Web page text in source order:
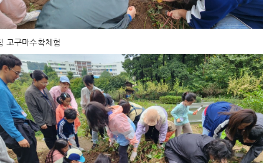
고구마수확체험